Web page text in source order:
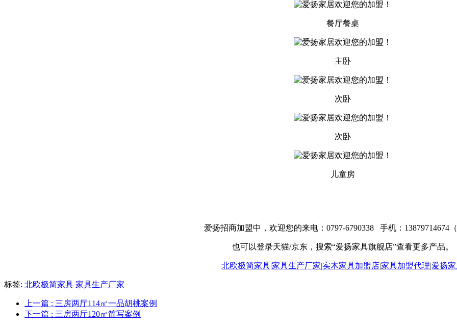
餐厅餐桌
主卧
次卧
次卧
儿童房
爱扬招商加盟中，欢迎您的来电：0797-6790338 手机：13879714674（
也可以登录天猫/京东，搜索“爱扬家具旗舰店”查看更多产品。
北欧极简家具|家具生产厂家|实木家具加盟店|家具加盟代理|爱扬
标签: 北欧极简家具 家具生产厂家
上一篇 : 三房两厅114㎡一品胡桃案例
下一篇 : 三房两厅120㎡简写案例